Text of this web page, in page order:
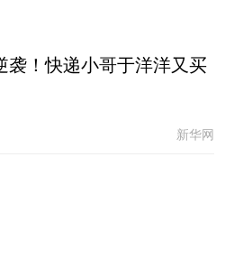
袭！快递小哥于洋洋又买
新华网